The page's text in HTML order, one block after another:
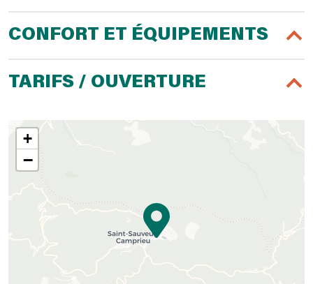
CONFORT ET ÉQUIPEMENTS
TARIFS / OUVERTURE
+
−